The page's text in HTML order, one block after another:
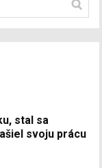
stal sa
svoju prácu